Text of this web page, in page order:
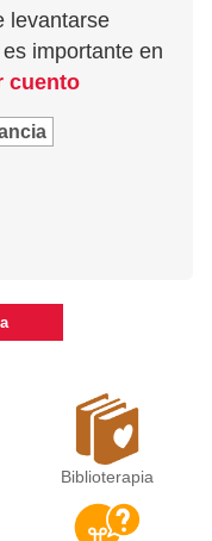
levantarse
importante en
cuento
Biblioterapia